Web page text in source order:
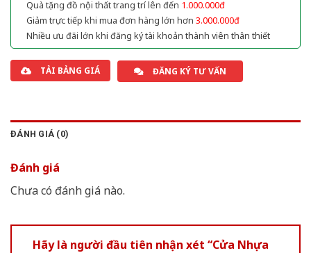
Quà tặng đồ nội thất trang trí lên đến 1.000.000đ
Giảm trực tiếp khi mua đơn hàng lớn hơn 3.000.000đ
Nhiều ưu đãi lớn khi đăng ký tài khoản thành viên thân thiết
TẢI BẢNG GIÁ ĐĂNG KÝ TƯ VẤN
ĐÁNH GIÁ (0)
Đánh giá
Chưa có đánh giá nào.
Hãy là người đầu tiên nhận xét “Cửa Nhựa